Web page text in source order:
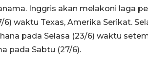
Inggris akan melakoni laga
6) waktu Texas, Amerika Serikat.
pada Selasa (23/6) waktu
pada Sabtu (27/6).